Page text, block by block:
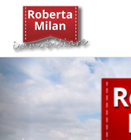
Previous